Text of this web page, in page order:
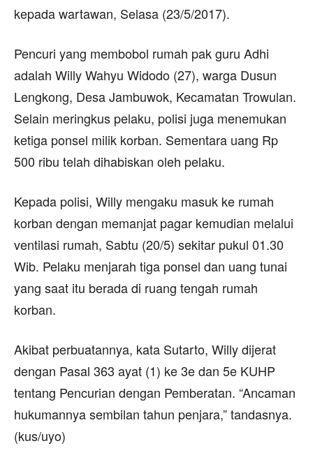
kepada wartawan, Selasa (23/5/2017).
Pencuri yang membobol rumah pak guru Adhi
adalah Willy Wahyu Widodo (27), warga Dusun
Lengkong, Desa Jambuwok, Kecamatan Trowulan.
Selain meringkus pelaku, polisi juga menemukan
ketiga ponsel milik korban. Sementara uang Rp
500 ribu telah dihabiskan oleh pelaku.
Kepada polisi, Willy mengaku masuk ke rumah
korban dengan memanjat pagar kemudian melalui
ventilasi rumah, Sabtu (20/5) sekitar pukul 01.30
Wib. Pelaku menjarah tiga ponsel dan uang tunai
yang saat itu berada di ruang tengah rumah
korban.
Akibat perbuatannya, kata Sutarto, Willy dijerat
dengan Pasal 363 ayat (1) ke 3e dan 5e KUHP
tentang Pencurian dengan Pemberatan. “Ancaman
hukumannya sembilan tahun penjara,” tandasnya.
(kus/uyo)